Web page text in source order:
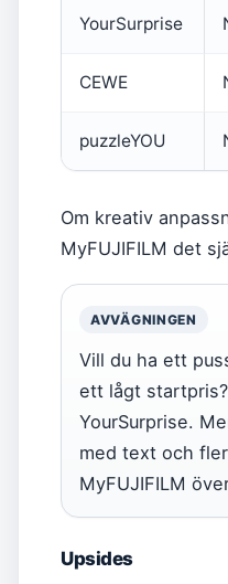
YourSurprise
CEWE
puzzleYOU
Om kreativ
MyFUJIFILM det
AVVÄGNINGEN
Vill du ha ett
ett lågt
YourSurprise.
med text och
MyFUJIFILM
Upsides